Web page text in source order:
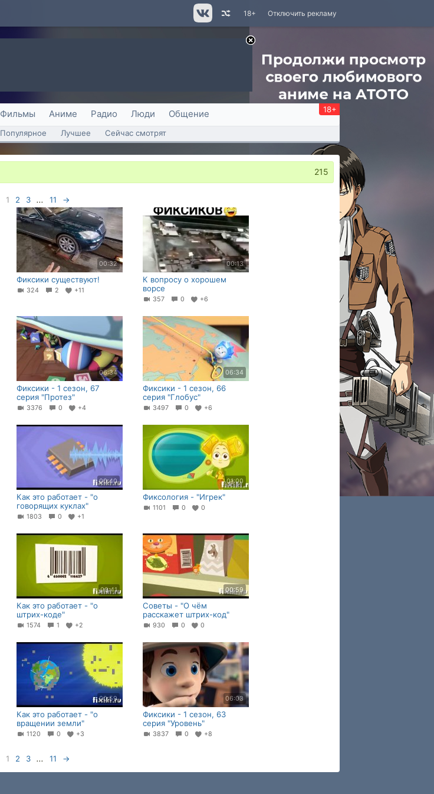
Отключить рекламу
18+
Фильмы Аниме Радио Люди Общение 18+
Популярное Лучшее Сейчас смотрят
215
1 2 3 ... 11 →
00:32
Фиксики существуют!
324 2 +11
00:13
К вопросу о хорошем
ворсе
357 0 +6
06:34
Фиксики - 1 сезон, 67
серия "Протез"
3376 0 +4
06:34
Фиксики - 1 сезон, 66
серия "Глобус"
3497 0 +6
00:40
Как это работает - "о
говорящих куклах"
1803 0 +1
01:00
Фиксология - "Игрек"
1101 0 0
00:41
Как это работает - "о
штрих-коде"
1574 1 +2
00:59
Cоветы - "О чём
расскажет штрих-код"
930 0 0
00:59
Как это работает - "о
вращении земли"
1120 0 +3
06:03
Фиксики - 1 сезон, 63
серия "Уровень"
3837 0 +8
1 2 3 ... 11 →